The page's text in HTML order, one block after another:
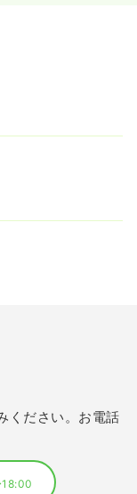
ください。お電話